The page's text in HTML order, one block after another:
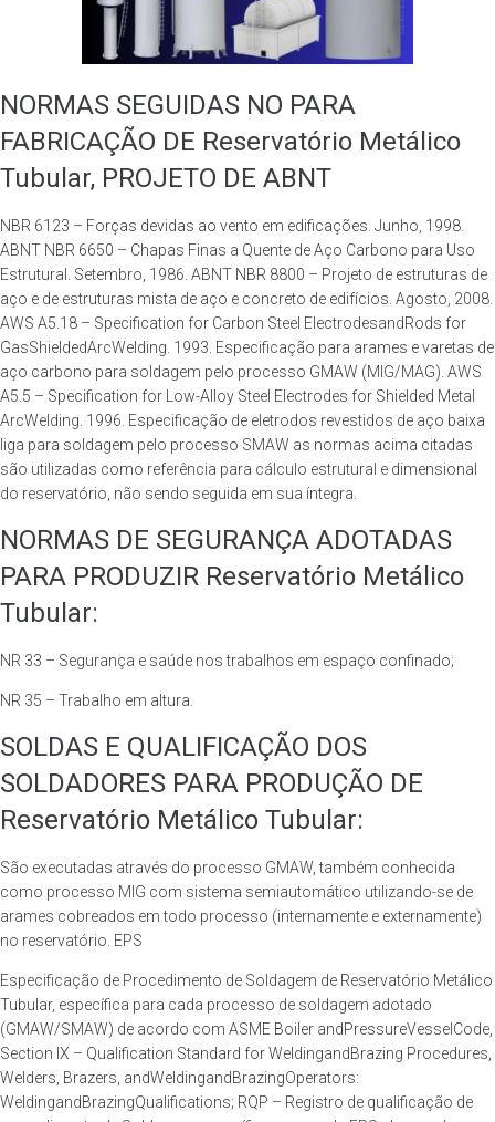
NORMAS SEGUIDAS NO PARA
FABRICAÇÃO DE Reservatório Metálico
Tubular, PROJETO DE ABNT
NBR 6123 – Forças devidas ao vento em edificações. Junho, 1998.
ABNT NBR 6650 – Chapas Finas a Quente de Aço Carbono para Uso
Estrutural. Setembro, 1986. ABNT NBR 8800 – Projeto de estruturas de
aço e de estruturas mista de aço e concreto de edifícios. Agosto, 2008.
AWS A5.18 – Specification for Carbon Steel ElectrodesandRods for
GasShieldedArcWelding. 1993. Especificação para arames e varetas de
aço carbono para soldagem pelo processo GMAW (MIG/MAG). AWS
A5.5 – Specification for Low-Alloy Steel Electrodes for Shielded Metal
ArcWelding. 1996. Especificação de eletrodos revestidos de aço baixa
liga para soldagem pelo processo SMAW as normas acima citadas
são utilizadas como referência para cálculo estrutural e dimensional
do reservatório, não sendo seguida em sua íntegra.
NORMAS DE SEGURANÇA ADOTADAS
PARA PRODUZIR Reservatório Metálico
Tubular:
NR 33 – Segurança e saúde nos trabalhos em espaço confinado;
NR 35 – Trabalho em altura.
SOLDAS E QUALIFICAÇÃO DOS
SOLDADORES PARA PRODUÇÃO DE
Reservatório Metálico Tubular:
São executadas através do processo GMAW, também conhecida
como processo MIG com sistema semiautomático utilizando-se de
arames cobreados em todo processo (internamente e externamente)
no reservatório. EPS
Especificação de Procedimento de Soldagem de Reservatório Metálico
Tubular, específica para cada processo de soldagem adotado
(GMAW/SMAW) de acordo com ASME Boiler andPressureVesselCode,
Section IX – Qualification Standard for WeldingandBrazing Procedures,
Welders, Brazers, andWeldingandBrazingOperators:
WeldingandBrazingQualifications; RQP – Registro de qualificação de